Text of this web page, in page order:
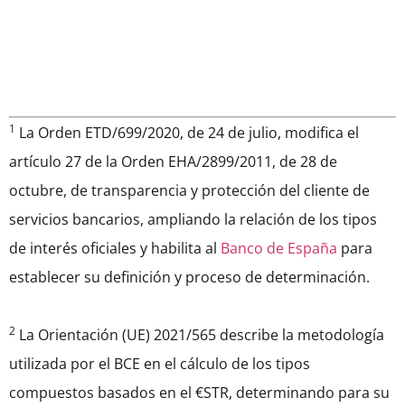
1 La Orden ETD/699/2020, de 24 de julio, modifica el
artículo 27 de la Orden EHA/2899/2011, de 28 de
octubre, de transparencia y protección del cliente de
servicios bancarios, ampliando la relación de los tipos
de interés oficiales y habilita al Banco de España para
establecer su definición y proceso de determinación.
2 La Orientación (UE) 2021/565 describe la metodología
utilizada por el BCE en el cálculo de los tipos
compuestos basados en el €STR, determinando para su